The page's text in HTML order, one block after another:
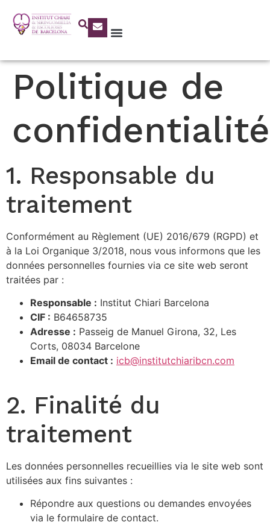
Politique de
confidentialité
1. Responsable du
traitement
Conformément au Règlement (UE) 2016/679 (RGPD) et
à la Loi Organique 3/2018, nous vous informons que les
données personnelles fournies via ce site web seront
traitées par :
Responsable : Institut Chiari Barcelona
CIF : B64658735
Adresse : Passeig de Manuel Girona, 32, Les
Corts, 08034 Barcelone
Email de contact : icb@institutchiaribcn.com
2. Finalité du
traitement
Les données personnelles recueillies via le site web sont
utilisées aux fins suivantes :
Répondre aux questions ou demandes envoyées
via le formulaire de contact.